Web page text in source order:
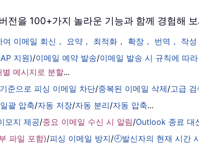
을 100+가지 놀라운 기능과 함께 경험해 보
이메일 회신， 요약， 최적화， 확장， 번역， 작
지원)/이메일 예약 발송/이메일 발송 시 규칙에 따
메시지로 분할...
준으로 피싱 이메일 차단/중복된 이메일 삭제/고급 검
일괄 압축/자동 저장/자동 분리/자동 압축...
모지 제공/중요 이메일 수신 시 알림/Outlook 종료 대
파일 포함)/피싱 이메일 방지/🕘발신자의 현재 시간